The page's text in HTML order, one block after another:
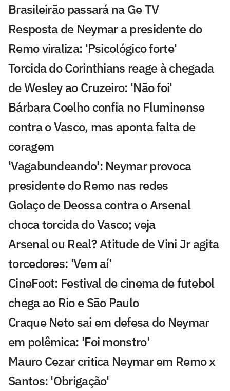
Brasileirão passará na Ge TV
Resposta de Neymar a presidente do
Remo viraliza: 'Psicológico forte'
Torcida do Corinthians reage à chegada
de Wesley ao Cruzeiro: 'Não foi'
Bárbara Coelho confia no Fluminense
contra o Vasco, mas aponta falta de
coragem
'Vagabundeando': Neymar provoca
presidente do Remo nas redes
Golaço de Deossa contra o Arsenal
choca torcida do Vasco; veja
Arsenal ou Real? Atitude de Vini Jr agita
torcedores: 'Vem aí'
CineFoot: Festival de cinema de futebol
chega ao Rio e São Paulo
Craque Neto sai em defesa do Neymar
em polêmica: 'Foi monstro'
Mauro Cezar critica Neymar em Remo x
Santos: 'Obrigação'